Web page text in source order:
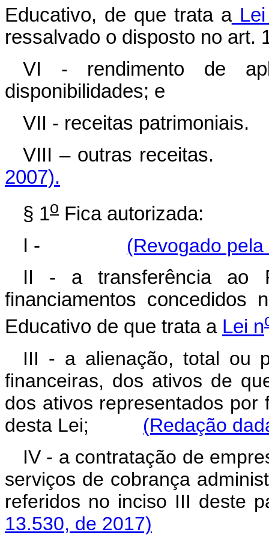
Educativo, de que trata aLei
ressalvado o disposto no art.
VI - rendimento de
disponibilidades; e
VII - receitas patrimoniais.
VIII – outras
2007).
§ 1o Fica autorizada:
I - (Revogado
II - a transferência ao
financiamentos concedidos
Educativo de que trata a Lei n
III - a alienação, total ou
financeiras, dos ativos de
dos ativos representados por
desta Lei;
(Redação
IV - a contratação de
serviços de cobrança
referidos no inciso III
13.530, de 2017)